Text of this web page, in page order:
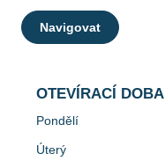
Navigovat
OTEVÍRACÍ DOBA
Pondělí
Úterý